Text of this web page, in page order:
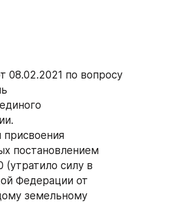
08.02.2021 по вопросу
присвоения
постановлением
(утратило силу в
Федерации от
земельному